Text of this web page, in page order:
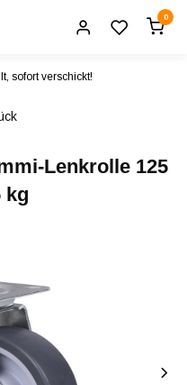
0
sofort verschickt!
Lenkrolle 125
kg